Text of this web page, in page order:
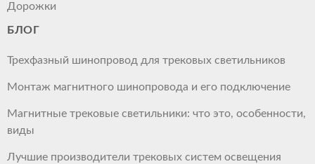
Дорожки
БЛОГ
Трехфазный шинопровод для трековых светильников
Монтаж магнитного шинопровода и его подключение
Магнитные трековые светильники: что это, особенности,
виды
Лучшие производители трековых систем освещения